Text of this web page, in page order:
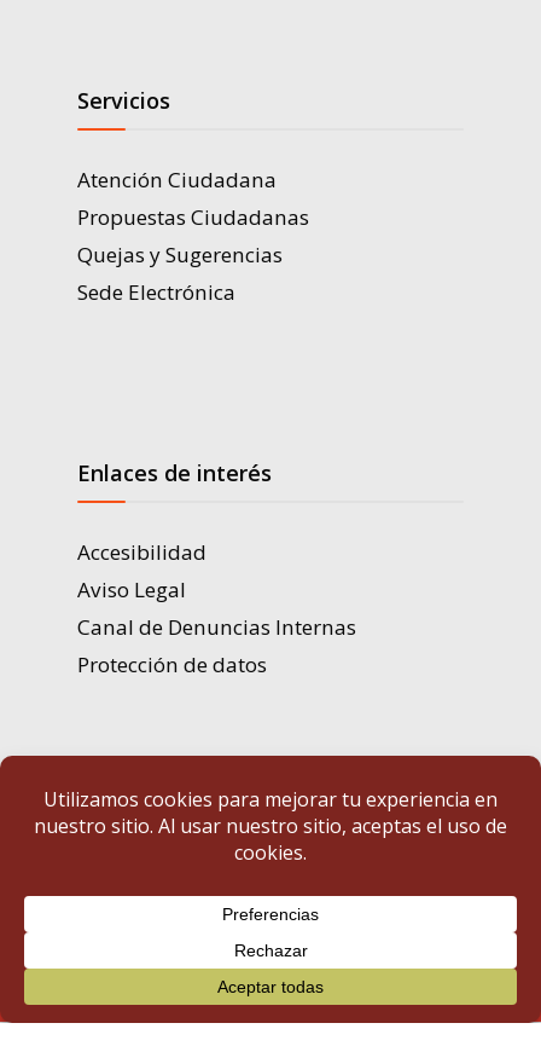
Servicios
Atención Ciudadana
Propuestas Ciudadanas
Quejas y Sugerencias
Sede Electrónica
Enlaces de interés
Accesibilidad
Aviso Legal
Canal de Denuncias Internas
Protección de datos
Portal de Transparencia | Diputación de Badajoz